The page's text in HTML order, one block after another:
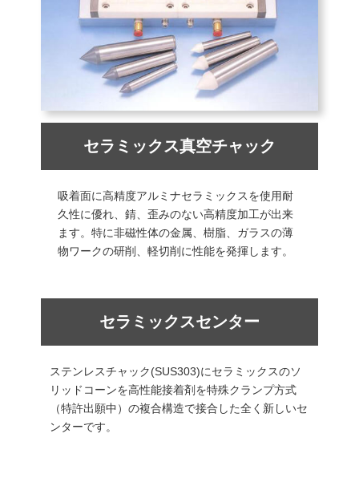
セラミックス真空チャック
吸着面に高精度アルミナセラミックスを使用耐
久性に優れ、錆、歪みのない高精度加工が出来
ます。特に非磁性体の金属、樹脂、ガラスの薄
物ワークの研削、軽切削に性能を発揮します。
セラミックスセンター
ステンレスチャック(SUS303)にセラミックスのソ
リッドコーンを高性能接着剤を特殊クランプ方式
（特許出願中）の複合構造で接合した全く新しいセ
ンターです。